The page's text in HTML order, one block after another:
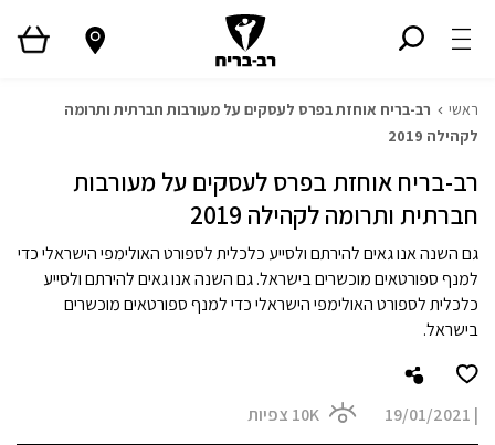
ראשי
רב-בריח אוחזת בפרס לעסקים על מעורבות חברתית ותרומה
לקהילה 2019
רב-בריח אוחזת בפרס לעסקים על מעורבות
חברתית ותרומה לקהילה 2019
גם השנה אנו גאים להירתם ולסייע כלכלית לספורט האולימפי הישראלי כדי
למנף ספורטאים מוכשרים בישראל. גם השנה אנו גאים להירתם ולסייע
כלכלית לספורט האולימפי הישראלי כדי למנף ספורטאים מוכשרים
בישראל.
|
19/01/2021
10K צפיות